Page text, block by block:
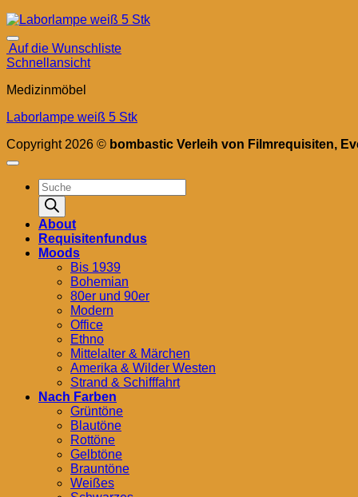
Auf die Wunschliste
Schnellansicht
Medizinmöbel
Laborlampe weiß 5 Stk
Copyright 2026 © bombastic Verleih von Filmrequisiten,
Products
search
About
Requisitenfundus
Moods
Bis 1939
Bohemian
80er und 90er
Modern
Office
Ethno
Mittelalter & Märchen
Amerika & Wilder Westen
Strand & Schifffahrt
Nach Farben
Grüntöne
Blautöne
Rottöne
Gelbtöne
Brauntöne
Weißes